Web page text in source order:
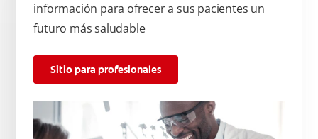
información para ofrecer a sus pacientes un
futuro más saludable
Sitio para profesionales